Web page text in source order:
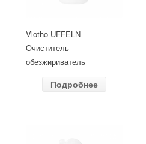
Vlotho UFFELN
Очиститель -
обезжириватель
Подробнее